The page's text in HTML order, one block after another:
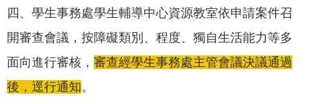
四、學生事務處學生輔導中心資源教室依申請案件召
開審查會議，按障礙類別、程度、獨自生活能力等多
面向進行審核， 審查經學生事務處主管會議決議通過
後，逕行通知。